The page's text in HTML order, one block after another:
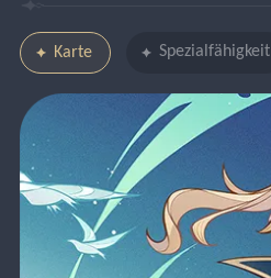
Karte Spezialfähigkeit